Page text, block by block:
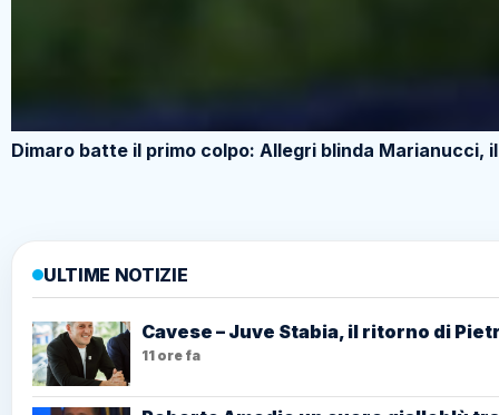
Dimaro batte il primo colpo: Allegri blinda Marianucci,
ULTIME NOTIZIE
Cavese – Juve Stabia, il ritorno di
11 ore fa